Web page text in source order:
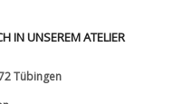
IN UNSEREM ATELIER
Tübingen